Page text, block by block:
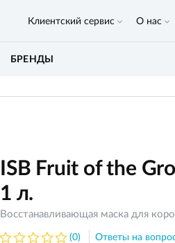
Клиентский сервис О нас
БРЕНДЫ
ISB Fruit of the
1 л.
Восстанавливающая маска для
(0) Ответы на